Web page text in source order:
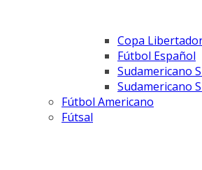
Copa
Fútbol Español
Sudamericano
Sudamericano
Fútbol Americano
Fútsal